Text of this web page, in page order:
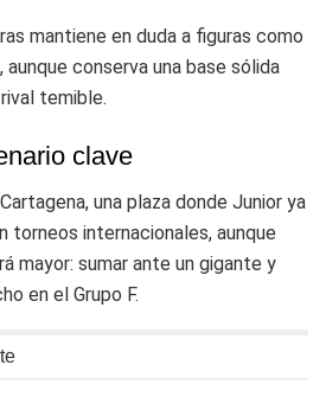
mantiene en duda a figuras como
aunque conserva una base sólida
temible.
clave
una plaza donde Junior ya
torneos internacionales, aunque
mayor: sumar ante un gigante y
en el Grupo F.